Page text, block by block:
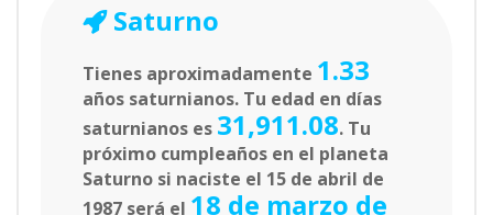
Saturno
Tienes aproximadamente 1.33
años saturnianos. Tu edad en días
saturnianos es 31,911.08. Tu
próximo cumpleaños en el planeta
Saturno si naciste el 15 de abril de
1987 será el 18 de marzo de